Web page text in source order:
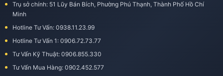
Trụ sở chính: 51 Lũy Bán Bích, Phường Phú Thạnh, Thành Phố Hồ Chí
Minh
Hotline Tư Vấn: 0938.11.23.99
Hotline Tư Vấn 1: 0906.72.73.77
Tư Vấn Kỹ Thuật: 0906.855.330
Tư Vấn Mua Hàng: 0902.452.577